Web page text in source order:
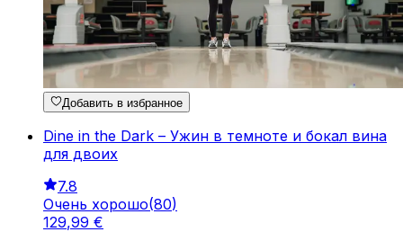
Добавить в избранное
Dine in the Dark – Ужин в темноте и бокал вина
для двоих
7.8
Очень хорошо(80)
129,99 €